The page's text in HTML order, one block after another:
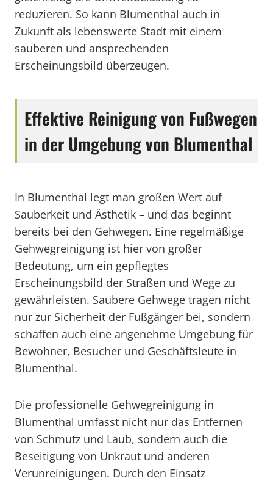
reduzieren. So kann Blumenthal auch in
Zukunft als lebenswerte Stadt mit einem
sauberen und ansprechenden
Erscheinungsbild überzeugen.
Effektive Reinigung von Fußwegen
in der Umgebung von Blumenthal
In Blumenthal legt man großen Wert auf
Sauberkeit und Ästhetik – und das beginnt
bereits bei den Gehwegen. Eine regelmäßige
Gehwegreinigung ist hier von großer
Bedeutung, um ein gepflegtes
Erscheinungsbild der Straßen und Wege zu
gewährleisten. Saubere Gehwege tragen nicht
nur zur Sicherheit der Fußgänger bei, sondern
schaffen auch eine angenehme Umgebung für
Bewohner, Besucher und Geschäftsleute in
Blumenthal.
Die professionelle Gehwegreinigung in
Blumenthal umfasst nicht nur das Entfernen
von Schmutz und Laub, sondern auch die
Beseitigung von Unkraut und anderen
Verunreinigungen. Durch den Einsatz